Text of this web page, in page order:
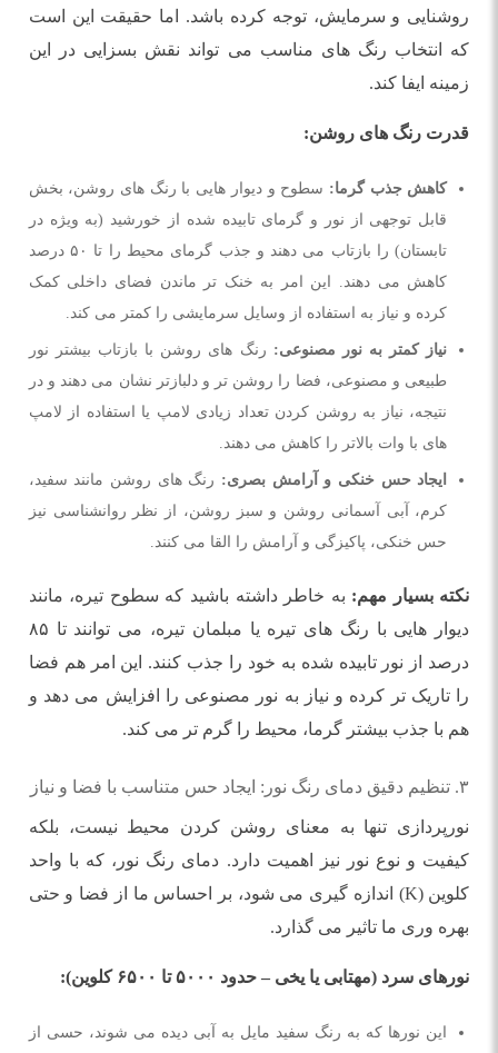
روشنایی و سرمایش، توجه کرده باشد. اما حقیقت این است
که انتخاب رنگ های مناسب می تواند نقش بسزایی در این
زمینه ایفا کند.
قدرت رنگ های روشن:
کاهش جذب گرما: سطوح و دیوار هایی با رنگ های روشن، بخش
قابل توجهی از نور و گرمای تابیده شده از خورشید (به ویژه در
تابستان) را بازتاب می دهند و جذب گرمای محیط را تا ۵۰ درصد
کاهش می دهند. این امر به خنک تر ماندن فضای داخلی کمک
کرده و نیاز به استفاده از وسایل سرمایشی را کمتر می کند.
نیاز کمتر به نور مصنوعی: رنگ های روشن با بازتاب بیشتر نور
طبیعی و مصنوعی، فضا را روشن تر و دلبازتر نشان می دهند و در
نتیجه، نیاز به روشن کردن تعداد زیادی لامپ یا استفاده از لامپ
های با وات بالاتر را کاهش می دهند.
ایجاد حس خنکی و آرامش بصری: رنگ های روشن مانند سفید،
کرم، آبی آسمانی روشن و سبز روشن، از نظر روانشناسی نیز
حس خنکی، پاکیزگی و آرامش را القا می کنند.
نکته بسیار مهم: به خاطر داشته باشید که سطوح تیره، مانند
دیوار هایی با رنگ های تیره یا مبلمان تیره، می توانند تا ۸۵
درصد از نور تابیده شده به خود را جذب کنند. این امر هم فضا
را تاریک تر کرده و نیاز به نور مصنوعی را افزایش می دهد و
هم با جذب بیشتر گرما، محیط را گرم تر می کند.
۳. تنظیم دقیق دمای رنگ نور: ایجاد حس متناسب با فضا و نیاز
نورپردازی تنها به معنای روشن کردن محیط نیست، بلکه
کیفیت و نوع نور نیز اهمیت دارد. دمای رنگ نور، که با واحد
کلوین (K) اندازه گیری می شود، بر احساس ما از فضا و حتی
بهره وری ما تاثیر می گذارد.
نورهای سرد (مهتابی یا یخی – حدود ۵۰۰۰ تا ۶۵۰۰ کلوین):
این نورها که به رنگ سفید مایل به آبی دیده می شوند، حسی از